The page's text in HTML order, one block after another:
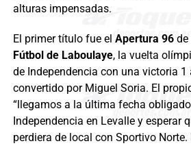
alturas impensadas.
El primer título fue el Apertura 96 de
Fútbol de Laboulaye, la vuelta
de Independencia con una victoria 1
convertido por Miguel Soria. El
“llegamos a la última fecha
Independencia en Levalle y esperar
perdiera de local con Sportivo